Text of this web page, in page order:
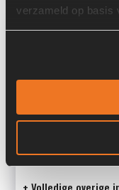
verzameld op basis
S/N: -
Machine:
+ Volledige overige